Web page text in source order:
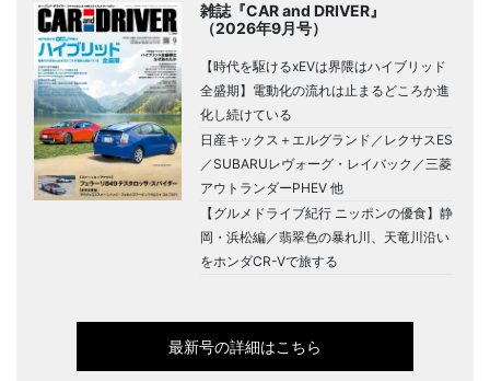
雑誌『CAR and DRIVER』
（2026年9月号）
【時代を駆けるxEVは界隈はハイブリッド
全盛期】電動化の流れは止まるどころか進
化し続けている
日産キックス＋エルグランド／レクサスES
／SUBARUレヴォーグ・レイバック／三菱
アウトランダーPHEV 他
【グルメドライブ紀行 ニッポンの優食】静
岡・浜松編／翡翠色の暴れ川、天竜川沿い
をホンダCR-Vで旅する
最新号の詳細はこちら